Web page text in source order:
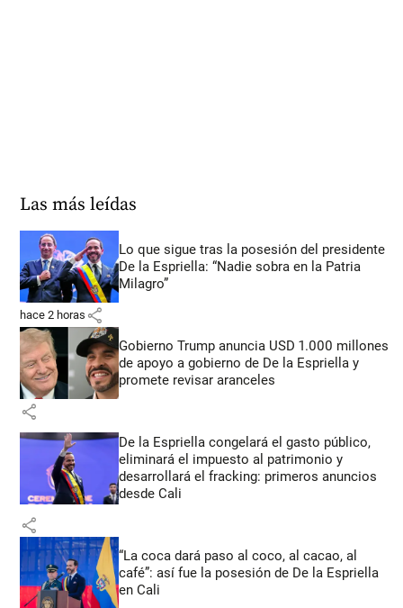
Las más leídas
Lo que sigue tras la posesión del presidente
De la Espriella: “Nadie sobra en la Patria
Milagro”
hace 2 horas share
Gobierno Trump anuncia USD 1.000 millones
de apoyo a gobierno de De la Espriella y
promete revisar aranceles
share
De la Espriella congelará el gasto público,
eliminará el impuesto al patrimonio y
desarrollará el fracking: primeros anuncios
desde Cali
share
“La coca dará paso al coco, al cacao, al
café”: así fue la posesión de De la Espriella
en Cali